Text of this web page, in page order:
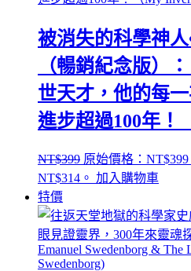
被消失的科學神
（暢銷紀念版）
世天才，他的每
進步超過100年！
NT$399 原始價格：NT$399
NT$314。 加入購物車
特價